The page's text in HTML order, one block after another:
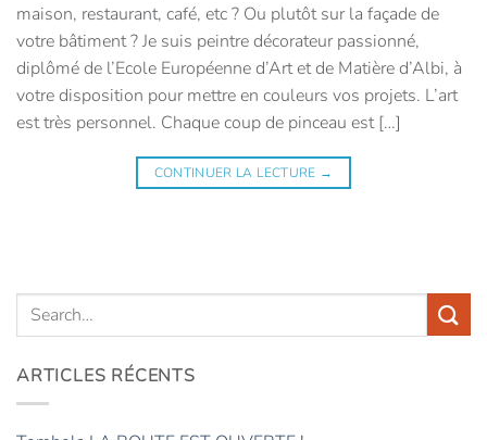
maison, restaurant, café, etc ? Ou plutôt sur la façade de
votre bâtiment ? Je suis peintre décorateur passionné,
diplômé de l’Ecole Européenne d’Art et de Matière d’Albi, à
votre disposition pour mettre en couleurs vos projets. L’art
est très personnel. Chaque coup de pinceau est […]
CONTINUER LA LECTURE →
ARTICLES RÉCENTS